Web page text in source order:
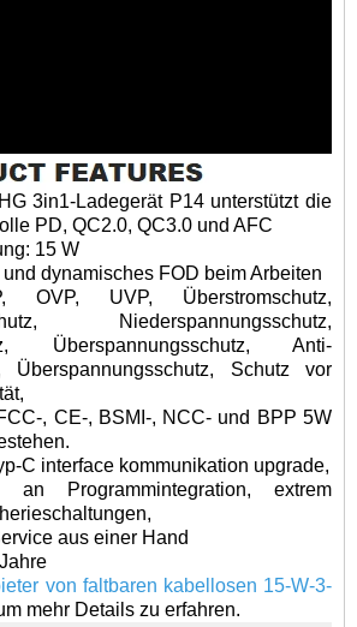
3in1-Ladegerät P14 unterstützt die
PD, QC2.0, QC3.0 und AFC
15 W
dynamisches FOD beim Arbeiten
UVP, Überstromschutz,
Niederspannungsschutz,
Überspannungsschutz, Anti-
Überspannungsschutz, Schutz vor
, CE-, BSMI-, NCC- und BPP 5W
C interface kommunikation upgrade,
Programmintegration, extrem
aus einer Hand
von faltbaren kabellosen 15-W-3-
mehr Details zu erfahren.